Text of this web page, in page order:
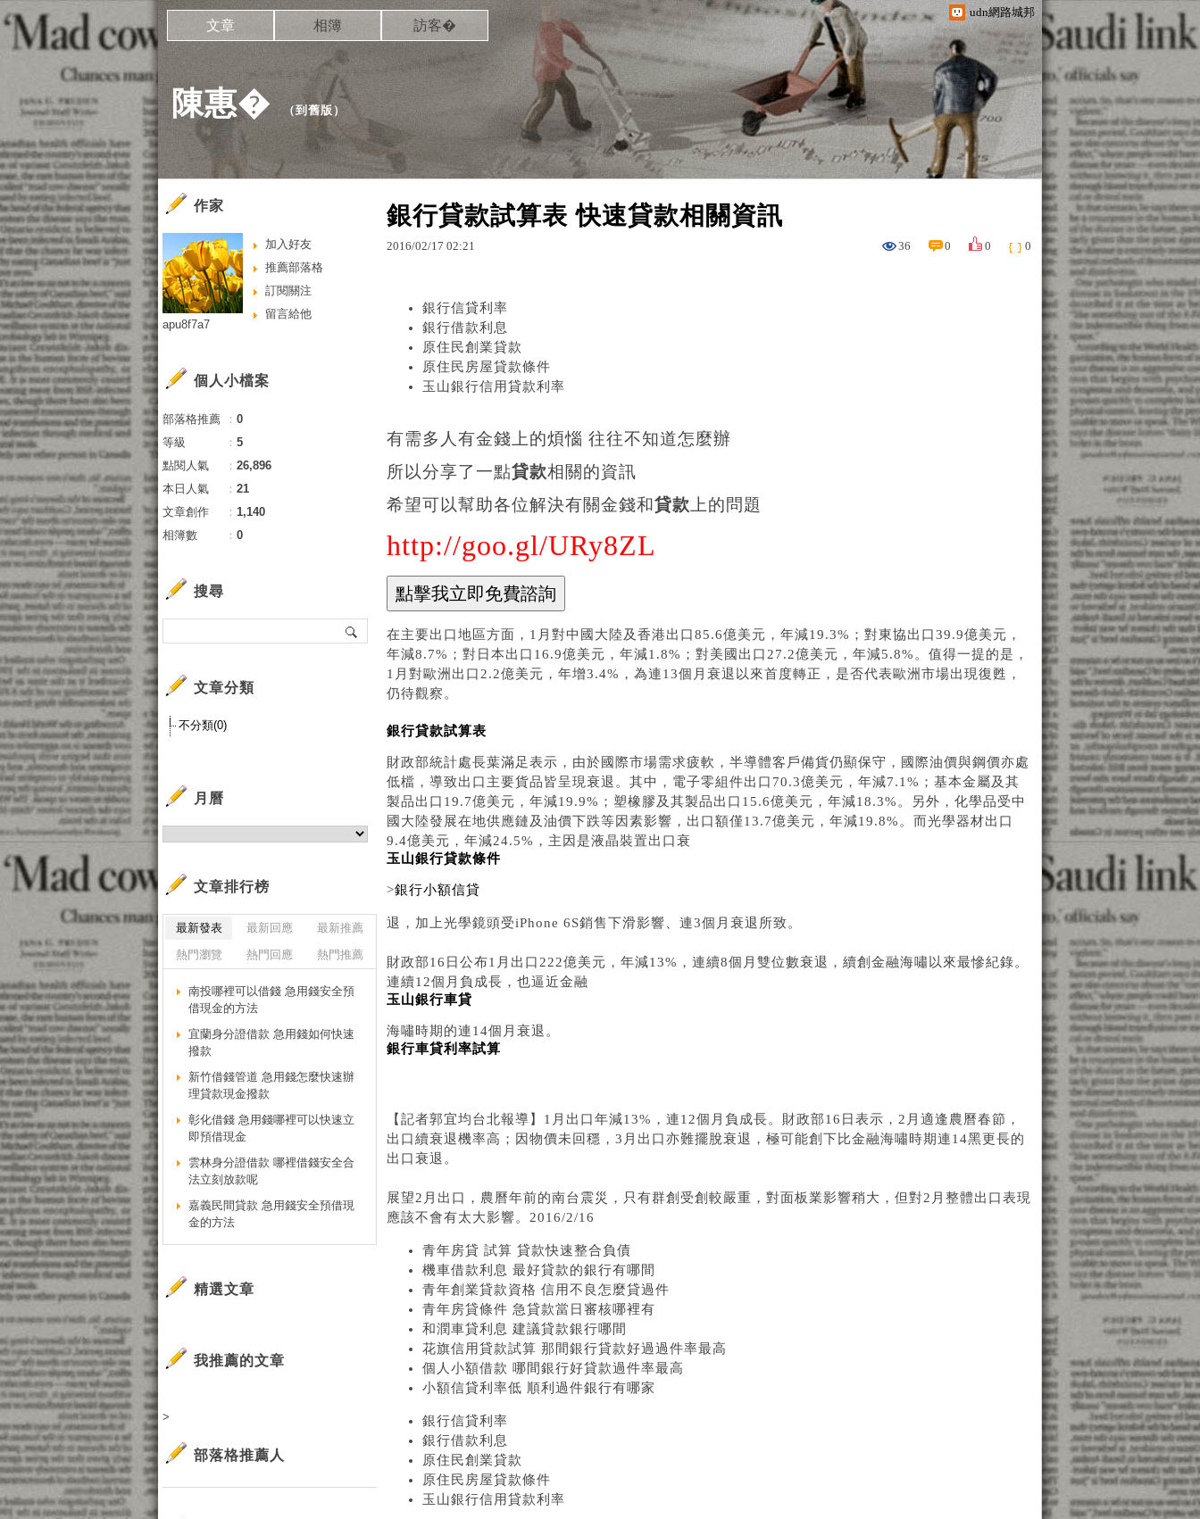
udn網路城邦
陳惠� （到舊版 ）
文章 相簿 訪客�
銀行貸款試算表 快速貸款相關資訊
2016/02/17 02:21 36 0 0 0
銀行信貸利率
銀行借款利息
原住民創業貸款
原住民房屋貸款條件
玉山銀行信用貸款利率
有需多人有金錢上的煩惱 往往不知道怎麼辦
所以分享了一點貸款相關的資訊
希望可以幫助各位解決有關金錢和貸款 上的問題
http://goo.gl/URy8ZL
在主要出口地區方面，1月對中國大陸及香港出口85.6億美元，年減19.3%；對東協出口39.9億美元，
年減8.7%；對日本出口16.9億美元，年減1.8%；對美國出口27.2億美元，年減5.8%。值得一提的是，
1月對歐洲出口2.2億美元，年增3.4%，為連13個月衰退以來首度轉正，是否代表歐洲市場出現復甦，
仍待觀察。
銀行貸款試算表
財政部統計處長葉滿足表示，由於國際市場需求疲軟，半導體客戶備貨仍顯保守，國際油價與鋼價亦處
低檔，導致出口主要貨品皆呈現衰退。其中，電子零組件出口70.3億美元，年減7.1%；基本金屬及其
製品出口19.7億美元，年減19.9%；塑橡膠及其製品出口15.6億美元，年減18.3%。另外，化學品受中
國大陸發展在地供應鏈及油價下跌等因素影響，出口額僅13.7億美元，年減19.8%。而光學器材出口
9.4億美元，年減24.5%，主因是液晶裝置出口衰
玉山銀行貸款條件
>銀行小額信貸
退，加上光學鏡頭受iPhone 6S銷售下滑影響、連3個月衰退所致。
財政部16日公布1月出口222億美元，年減13%，連續8個月雙位數衰退，續創金融海嘯以來最慘紀錄。
連續12個月負成長，也逼近金融
玉山銀行車貸
海嘯時期的連14個月衰退。
銀行車貸利率試算
【記者郭宜均台北報導】1月出口年減13%，連12個月負成長。財政部16日表示，2月適逢農曆春節，
出口續衰退機率高；因物價未回穩，3月出口亦難擺脫衰退，極可能創下比金融海嘯時期連14黑更長的
出口衰退。
展望2月出口，農曆年前的南台震災，只有群創受創較嚴重，對面板業影響稍大，但對2月整體出口表現
應該不會有太大影響。2016/2/16
青年房貸 試算 貸款快速整合負債
機車借款利息 最好貸款的銀行有哪間
青年創業貸款資格 信用不良怎麼貸過件
青年房貸條件 急貸款當日審核哪裡有
和潤車貸利息 建議貸款銀行哪間
花旗信用貸款試算 那間銀行貸款好過過件率最高
個人小額借款 哪間銀行好貸款過件率最高
小額信貸利率低 順利過件銀行有哪家
銀行信貸利率
銀行借款利息
原住民創業貸款
原住民房屋貸款條件
玉山銀行信用貸款利率
作家
加入好友
推薦部落格
訂閱關注
留言給他
apu8f7a7
個人小檔案
部落格推薦 ： 0
等級
： 5
點閱人氣
： 26,896
本日人氣
： 21
文章創作
： 1,140
相簿數
： 0
搜尋
文章分類
不分類(0)
月曆
文章排行榜
最新發表 最新回應
最新推薦
熱門瀏覽
熱門回應 熱門推薦
南投哪裡可以借錢 急用錢安全預
借現金的方法
宜蘭身分證借款 急用錢如何快速
撥款
新竹借錢管道 急用錢怎麼快速辦
理貸款現金撥款
彰化借錢 急用錢哪裡可以快速立
即預借現金
雲林身分證借款 哪裡借錢安全合
法立刻放款呢
嘉義民間貸款 急用錢安全預借現
金的方法
精選文章
我推薦的文章
>
部落格推薦人